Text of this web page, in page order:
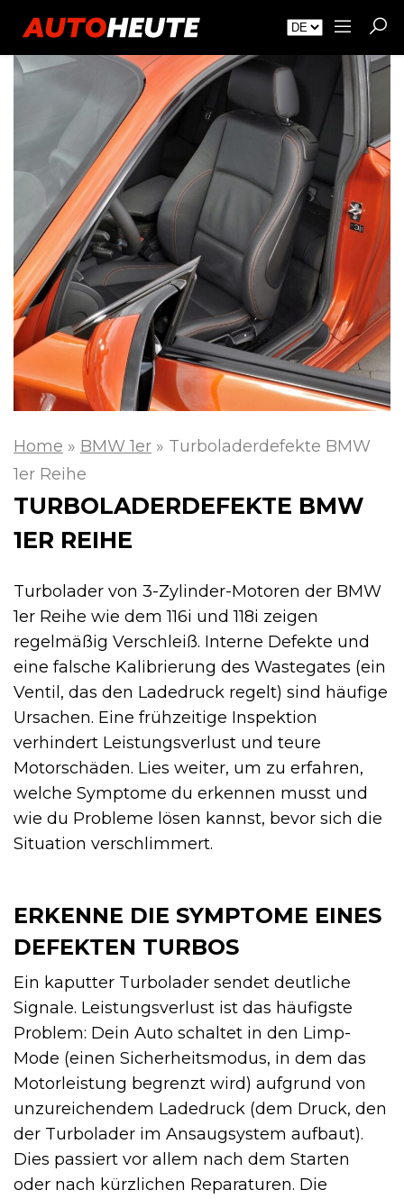
Home » BMW 1er » Turboladerdefekte BMW
1er Reihe
TURBOLADERDEFEKTE BMW
1ER REIHE
Turbolader von 3-Zylinder-Motoren der BMW
1er Reihe wie dem 116i und 118i zeigen
regelmäßig Verschleiß. Interne Defekte und
eine falsche Kalibrierung des Wastegates (ein
Ventil, das den Ladedruck regelt) sind häufige
Ursachen. Eine frühzeitige Inspektion
verhindert Leistungsverlust und teure
Motorschäden. Lies weiter, um zu erfahren,
welche Symptome du erkennen musst und
wie du Probleme lösen kannst, bevor sich die
Situation verschlimmert.
ERKENNE DIE SYMPTOME EINES
DEFEKTEN TURBOS
Ein kaputter Turbolader sendet deutliche
Signale. Leistungsverlust ist das häufigste
Problem: Dein Auto schaltet in den Limp-
Mode (einen Sicherheitsmodus, in dem das
Motorleistung begrenzt wird) aufgrund von
unzureichendem Ladedruck (dem Druck, den
der Turbolader im Ansaugsystem aufbaut).
Dies passiert vor allem nach dem Starten
oder nach kürzlichen Reparaturen. Die